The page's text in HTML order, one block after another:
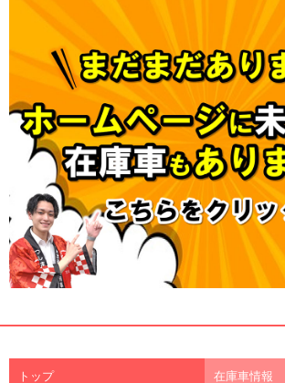
トップ 在庫車情報